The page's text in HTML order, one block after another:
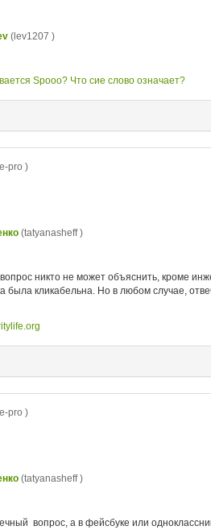
(lev1207 )
Spooo? Что сие слово означает?
pro )
(tatyanasheff )
никто не может объяснить, кроме
была кликабельна. Но в любом случае,
pro )
(tatyanasheff )
вопрос, а в фейсбуке или